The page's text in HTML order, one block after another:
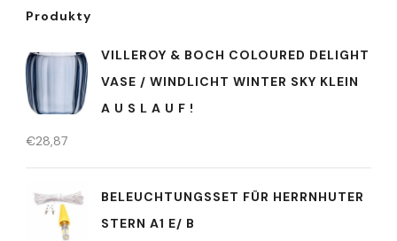
Produkty
VILLEROY & BOCH COLOURED DELIGHT
VASE / WINDLICHT WINTER SKY KLEIN
A U S L A U F !
€28,87
BELEUCHTUNGSSET FÜR HERRNHUTER
STERN A1 E/ B